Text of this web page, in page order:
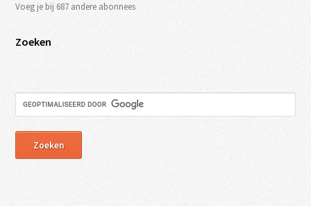
Voeg je bij 687 andere abonnees
Zoeken